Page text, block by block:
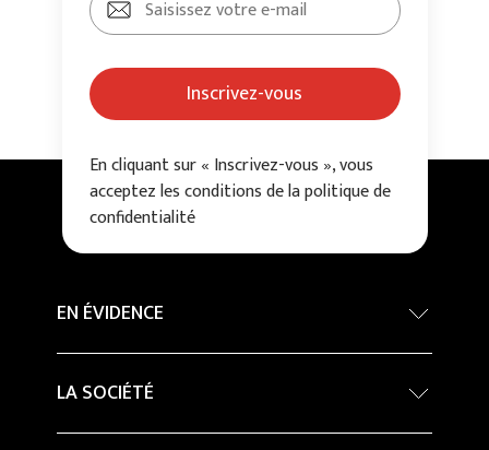
Inscrivez-vous
En cliquant sur « Inscrivez-vous », vous
acceptez les conditions de la politique de
confidentialité
EN ÉVIDENCE
Prix
LA SOCIÉTÉ